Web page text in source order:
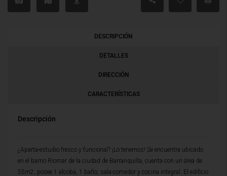
DESCRIPCIÓN
DETALLES
DIRECCIÓN
CARACTERÍSTICAS
Descripción
¿Aparta-estudio fresco y funcional? ¡Lo tenemos! Se encuentra ubicado
en el barrio Riomar de la ciudad de Barranquilla, cuenta con un área de
55m2, posee 1 alcoba, 1 baño, sala-comedor y cocina integral. El edificio